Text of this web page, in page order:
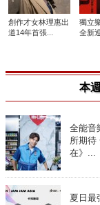
創作才女林理惠出
道14年首張...
獨立
全新
本
全能音
所期待
在》...
夏日最